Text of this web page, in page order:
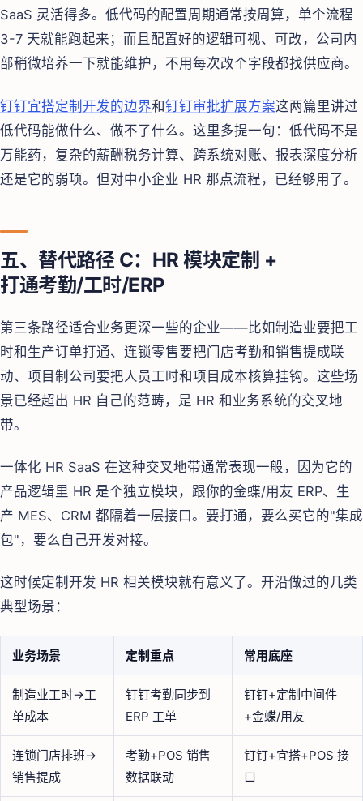
SaaS 灵活得多。低代码的配置周期通常按周算，单个流程
3-7 天就能跑起来；而且配置好的逻辑可视、可改，公司内
部稍微培养一下就能维护，不用每次改个字段都找供应商。
钉钉宜搭定制开发的边界和钉钉审批扩展方案这两篇里讲过
低代码能做什么、做不了什么。这里多提一句：低代码不是
万能药，复杂的薪酬税务计算、跨系统对账、报表深度分析
还是它的弱项。但对中小企业 HR 那点流程，已经够用了。
五、替代路径 C：HR 模块定制 +
打通考勤/工时/ERP
第三条路径适合业务更深一些的企业——比如制造业要把工
时和生产订单打通、连锁零售要把门店考勤和销售提成联
动、项目制公司要把人员工时和项目成本核算挂钩。这些场
景已经超出 HR 自己的范畴，是 HR 和业务系统的交叉地
带。
一体化 HR SaaS 在这种交叉地带通常表现一般，因为它的
产品逻辑里 HR 是个独立模块，跟你的金蝶/用友 ERP、生
产 MES、CRM 都隔着一层接口。要打通，要么买它的"集成
包"，要么自己开发对接。
这时候定制开发 HR 相关模块就有意义了。开沿做过的几类
典型场景：
业务场景 定制重点 常用底座
制造业工时→工
单成本
钉钉考勤同步到
ERP 工单
钉钉+定制中间件
+金蝶/用友
连锁门店排班→
销售提成
考勤+POS 销售
数据联动
钉钉+宜搭+POS 接
口